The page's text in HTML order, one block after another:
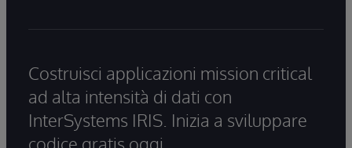
Costruisci applicazioni mission critical
ad alta intensità di dati con
InterSystems IRIS. Inizia a sviluppare
codice gratis oggi.